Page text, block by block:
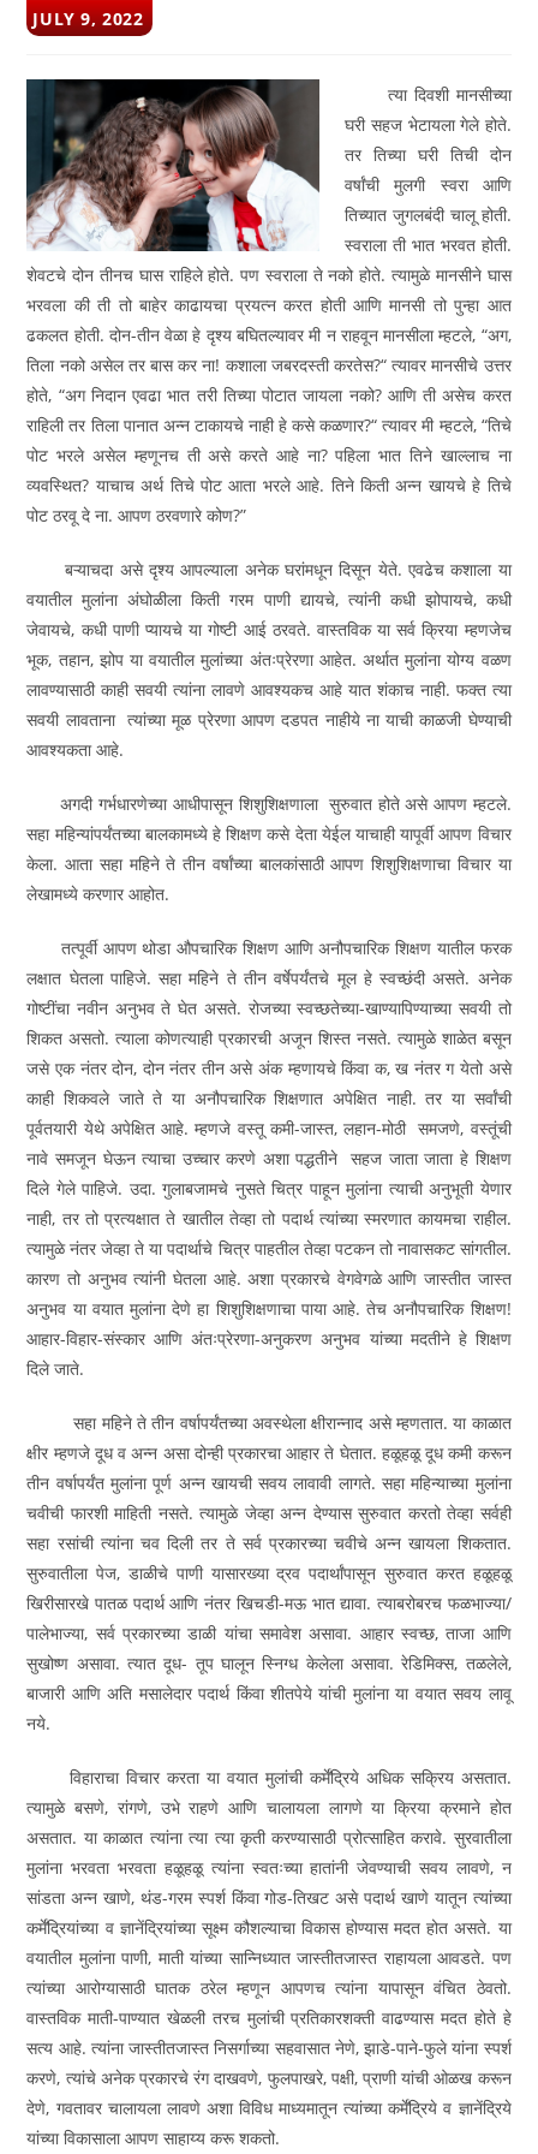
POST
PUBLISHED:
JULY 9, 2022
त्या दिवशी मानसीच्या
घरी सहज भेटायला गेले होते.
तर तिच्या घरी तिची दोन
वर्षांची मुलगी स्वरा आणि
तिच्यात जुगलबंदी चालू होती.
स्वराला ती भात भरवत होती.
शेवटचे दोन तीनच घास राहिले होते. पण स्वराला ते नको होते. त्यामुळे मानसीने घास
भरवला की ती तो बाहेर काढायचा प्रयत्न करत होती आणि मानसी तो पुन्हा आत
ढकलत होती. दोन-तीन वेळा हे दृश्‍य बघितल्यावर मी न राहवून मानसीला म्हटले, “अग,
तिला नको असेल तर बास कर ना! कशाला जबरदस्ती करतेस?“ त्यावर मानसीचे उत्तर
होते, “अग निदान एवढा भात तरी तिच्या पोटात जायला नको? आणि ती असेच करत
राहिली तर तिला पानात अन्न टाकायचे नाही हे कसे कळणार?“ त्यावर मी म्हटले, “तिचे
पोट भरले असेल म्हणूनच ती असे करते आहे ना? पहिला भात तिने खाल्लाच ना
व्यवस्थित? याचाच अर्थ तिचे पोट आता भरले आहे. तिने किती अन्न खायचे हे तिचे
पोट ठरवू दे ना. आपण ठरवणारे कोण?”
बऱ्याचदा असे दृश्‍य आपल्याला अनेक घरांमधून दिसून येते. एवढेच कशाला या
वयातील मुलांना अंघोळीला किती गरम पाणी द्यायचे, त्यांनी कधी झोपायचे, कधी
जेवायचे, कधी पाणी प्यायचे या गोष्टी आई ठरवते. वास्तविक या सर्व क्रिया म्हणजेच
भूक, तहान, झोप या वयातील मुलांच्या अंतःप्रेरणा आहेत. अर्थात मुलांना योग्य वळण
लावण्यासाठी काही सवयी त्यांना लावणे आवश्‍यकच आहे यात शंकाच नाही. फक्त त्या
सवयी लावताना त्यांच्या मूळ प्रेरणा आपण दडपत नाहीये ना याची काळजी घेण्याची
आवश्‍यकता आहे.
अगदी गर्भधारणेच्या आधीपासून शिशुशिक्षणाला सुरुवात होते असे आपण म्हटले.
सहा महिन्यांपर्यंतच्या बालकामध्ये हे शिक्षण कसे देता येईल याचाही यापूर्वी आपण विचार
केला. आता सहा महिने ते तीन वर्षांच्या बालकांसाठी आपण शिशुशिक्षणाचा विचार या
लेखामध्ये करणार आहोत.
तत्पूर्वी आपण थोडा औपचारिक शिक्षण आणि अनौपचारिक शिक्षण यातील फरक
लक्षात घेतला पाहिजे. सहा महिने ते तीन वर्षेपर्यंतचे मूल हे स्वच्छंदी असते. अनेक
गोष्टींचा नवीन अनुभव ते घेत असते. रोजच्या स्वच्छतेच्या-खाण्यापिण्याच्या सवयी तो
शिकत असतो. त्याला कोणत्याही प्रकारची अजून शिस्त नसते. त्यामुळे शाळेत बसून
जसे एक नंतर दोन, दोन नंतर तीन असे अंक म्हणायचे किंवा क, ख नंतर ग येतो असे
काही शिकवले जाते ते या अनौपचारिक शिक्षणात अपेक्षित नाही. तर या सर्वांची
पूर्वतयारी येथे अपेक्षित आहे. म्हणजे वस्तू कमी-जास्त, लहान-मोठी समजणे, वस्तूंची
नावे समजून घेऊन त्याचा उच्चार करणे अशा पद्धतीने सहज जाता जाता हे शिक्षण
दिले गेले पाहिजे. उदा. गुलाबजामचे नुसते चित्र पाहून मुलांना त्याची अनुभूती येणार
नाही, तर तो प्रत्यक्षात ते खातील तेव्हा तो पदार्थ त्यांच्या स्मरणात कायमचा राहील.
त्यामुळे नंतर जेव्हा ते या पदार्थाचे चित्र पाहतील तेव्हा पटकन तो नावासकट सांगतील.
कारण तो अनुभव त्यांनी घेतला आहे. अशा प्रकारचे वेगवेगळे आणि जास्तीत जास्त
अनुभव या वयात मुलांना देणे हा शिशुशिक्षणाचा पाया आहे. तेच अनौपचारिक शिक्षण!
आहार-विहार-संस्कार आणि अंतःप्रेरणा-अनुकरण अनुभव यांच्या मदतीने हे शिक्षण
दिले जाते.
सहा महिने ते तीन वर्षापर्यंतच्या अवस्थेला क्षीरान्नाद असे म्हणतात. या काळात
क्षीर म्हणजे दूध व अन्न असा दोन्ही प्रकारचा आहार ते घेतात. हळूहळू दूध कमी करून
तीन वर्षापर्यंत मुलांना पूर्ण अन्न खायची सवय लावावी लागते. सहा महिन्याच्या मुलांना
चवीची फारशी माहिती नसते. त्यामुळे जेव्हा अन्न देण्यास सुरुवात करतो तेव्हा सर्वही
सहा रसांची त्यांना चव दिली तर ते सर्व प्रकारच्या चवीचे अन्न खायला शिकतात.
सुरुवातीला पेज, डाळीचे पाणी यासारख्या द्रव पदार्थांपासून सुरुवात करत हळूहळू
खिरीसारखे पातळ पदार्थ आणि नंतर खिचडी-मऊ भात द्यावा. त्याबरोबरच फळभाज्या/
पालेभाज्या, सर्व प्रकारच्या डाळी यांचा समावेश असावा. आहार स्वच्छ, ताजा आणि
सुखोष्ण असावा. त्यात दूध- तूप घालून स्निग्ध केलेला असावा. रेडिमिक्स, तळलेले,
बाजारी आणि अति मसालेदार पदार्थ किंवा शीतपेये यांची मुलांना या वयात सवय लावू
नये.
विहाराचा विचार करता या वयात मुलांची कर्मेंद्रिये अधिक सक्रिय असतात.
त्यामुळे बसणे, रांगणे, उभे राहणे आणि चालायला लागणे या क्रिया क्रमाने होत
असतात. या काळात त्यांना त्या त्या कृती करण्यासाठी प्रोत्साहित करावे. सुरवातीला
मुलांना भरवता भरवता हळूहळू त्यांना स्वतःच्या हातांनी जेवण्याची सवय लावणे, न
सांडता अन्न खाणे, थंड-गरम स्पर्श किंवा गोड-तिखट असे पदार्थ खाणे यातून त्यांच्या
कर्मेंद्रियांच्या व ज्ञानेंद्रियांच्या सूक्ष्म कौशल्याचा विकास होण्यास मदत होत असते. या
वयातील मुलांना पाणी, माती यांच्या सान्निध्यात जास्तीतजास्त राहायला आवडते. पण
त्यांच्या आरोग्यासाठी घातक ठरेल म्हणून आपणच त्यांना यापासून वंचित ठेवतो.
वास्तविक माती-पाण्यात खेळली तरच मुलांची प्रतिकारशक्ती वाढण्यास मदत होते हे
सत्य आहे. त्यांना जास्तीतजास्त निसर्गाच्या सहवासात नेणे, झाडे-पाने-फुले यांना स्पर्श
करणे, त्यांचे अनेक प्रकारचे रंग दाखवणे, फुलपाखरे, पक्षी, प्राणी यांची ओळख करून
देणे, गवतावर चालायला लावणे अशा विविध माध्यमातून त्यांच्या कर्मेंद्रिये व ज्ञानेंद्रिये
यांच्या विकासाला आपण साहाय्य करू शकतो.